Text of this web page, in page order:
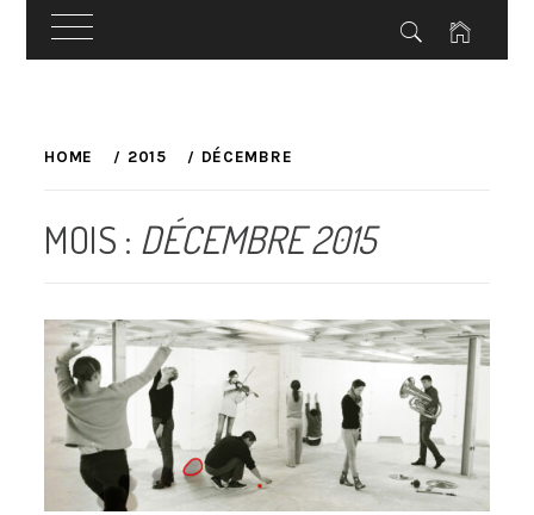
toHOME 2015 DÉCEMBRE
MOIS : DÉCEMBRE 2015